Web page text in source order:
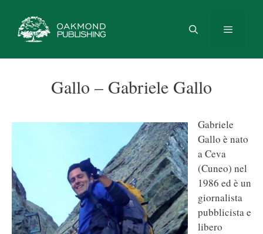
contenuto
Gallo – Gabriele Gallo
Gabriele
Gallo è nato
a Ceva
(Cuneo) nel
1986 ed è un
giornalista
pubblicista e
libero